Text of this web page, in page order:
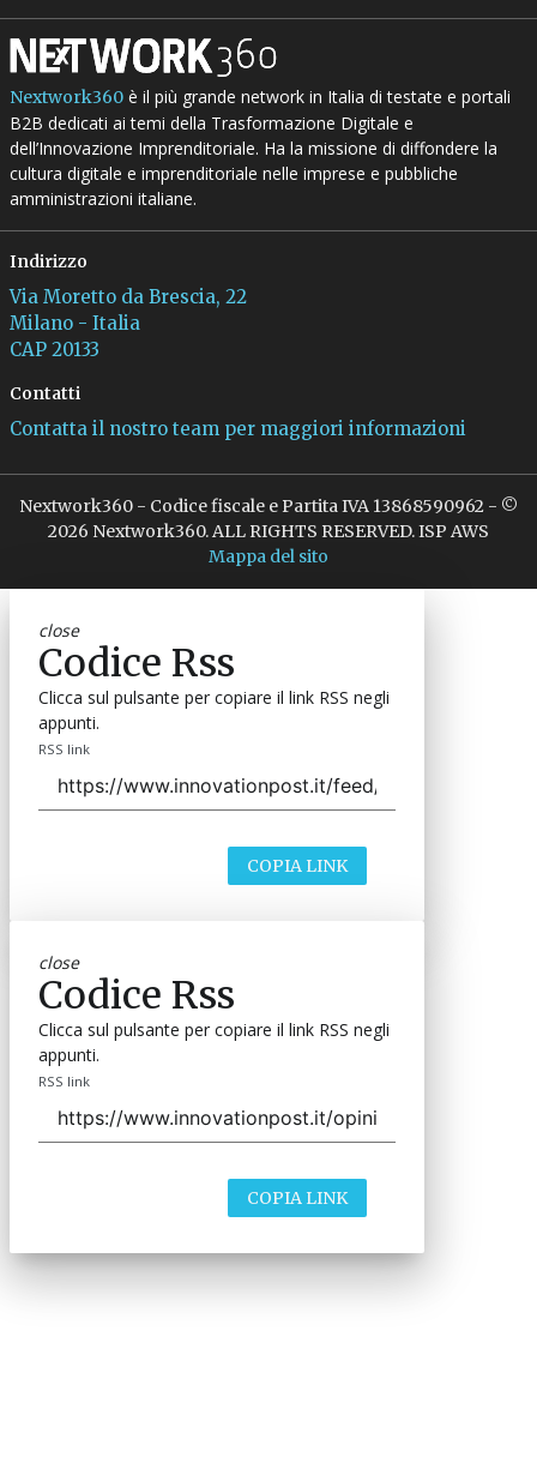
Nextwork360è il più grande network in Italia di testate e portali
B2B dedicati ai temi della Trasformazione Digitale e
dell’Innovazione Imprenditoriale. Ha la missione di diffondere la
cultura digitale e imprenditoriale nelle imprese e pubbliche
amministrazioni italiane.
Indirizzo
Via Moretto da Brescia, 22
Milano - Italia
CAP 20133
Contatti
Contatta il nostro team per maggiori informazioni
Nextwork360 - Codice fiscale e Partita IVA 13868590962 - ©
2026 Nextwork360. ALL RIGHTS RESERVED. ISP AWS
Mappa del sito
close
Codice Rss
Clicca sul pulsante per copiare il link RSS negli
appunti.
RSS link
COPIA LINK
close
Codice Rss
Clicca sul pulsante per copiare il link RSS negli
appunti.
RSS link
COPIA LINK